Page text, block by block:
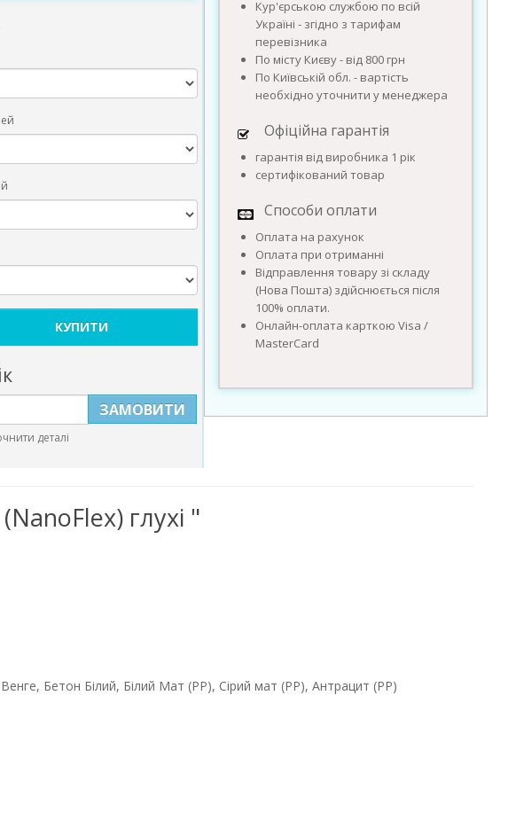
КУПИТИ
ЗАМОВИТИ
деталі
Кур'єрською службою по всій
Україні - згідно з тарифам
перевізника
По місту Києву - від 800 грн
По Київській обл. - вартість
необхідно уточнити у менеджера
Офіційна гарантія
гарантія від виробника 1 рік
сертифікований товар
Способи оплати
Оплата на рахунок
Оплата при отриманні
Відправлення товару зі складу
(Нова Пошта) здійснюється після
100% оплати.
Онлайн-оплата карткою Visa /
MasterCard
глухі "
Бетон Білий, Білий Мат (PP), Сірий мат (РР), Антрацит (PP)